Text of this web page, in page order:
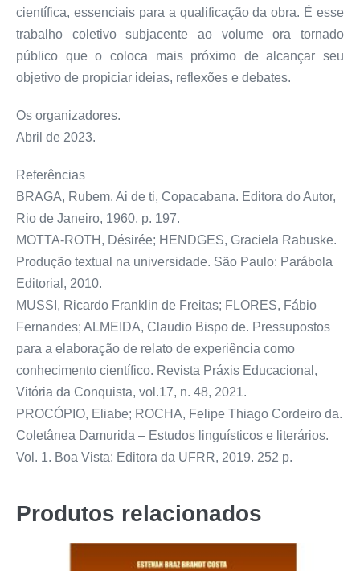
científica, essenciais para a qualificação da obra. É esse
trabalho coletivo subjacente ao volume ora tornado
público que o coloca mais próximo de alcançar seu
objetivo de propiciar ideias, reflexões e debates.
Os organizadores.
Abril de 2023.
Referências
BRAGA, Rubem. Ai de ti, Copacabana. Editora do Autor,
Rio de Janeiro, 1960, p. 197.
MOTTA-ROTH, Désirée; HENDGES, Graciela Rabuske.
Produção textual na universidade. São Paulo: Parábola
Editorial, 2010.
MUSSI, Ricardo Franklin de Freitas; FLORES, Fábio
Fernandes; ALMEIDA, Claudio Bispo de. Pressupostos
para a elaboração de relato de experiência como
conhecimento científico. Revista Práxis Educacional,
Vitória da Conquista, vol.17, n. 48, 2021.
PROCÓPIO, Eliabe; ROCHA, Felipe Thiago Cordeiro da.
Coletânea Damurida – Estudos linguísticos e literários.
Vol. 1. Boa Vista: Editora da UFRR, 2019. 252 p.
Produtos relacionados